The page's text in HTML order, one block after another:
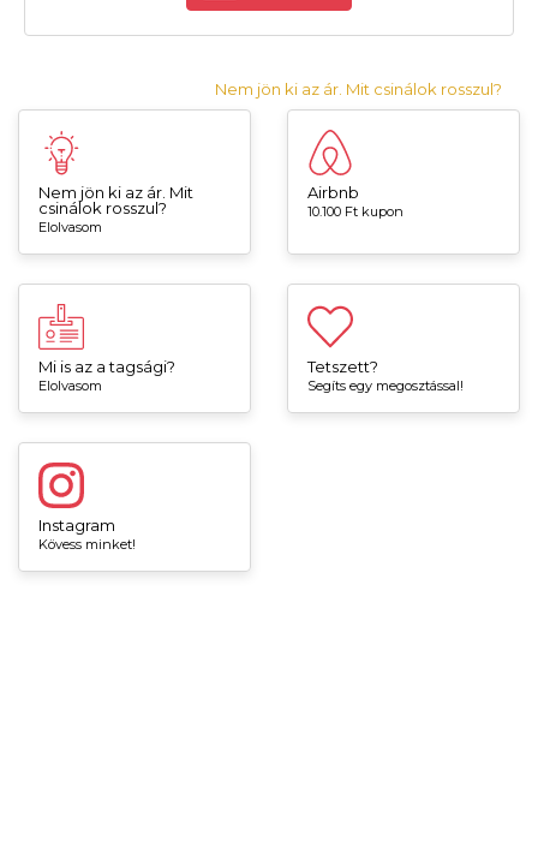
Nem jön ki az ár. Mit csinálok rosszul?
Nem jön ki az ár. Mit
csinálok rosszul?
Elolvasom
Airbnb
10.100 Ft kupon
Mi is az a tagsági?
Elolvasom
Tetszett?
Segíts egy megosztással!
Instagram
Kövess minket!